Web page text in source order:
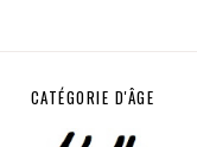
CATÉGORIE D'ÂGE